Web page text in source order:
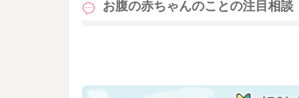
お腹の赤ちゃんのことの注目相談